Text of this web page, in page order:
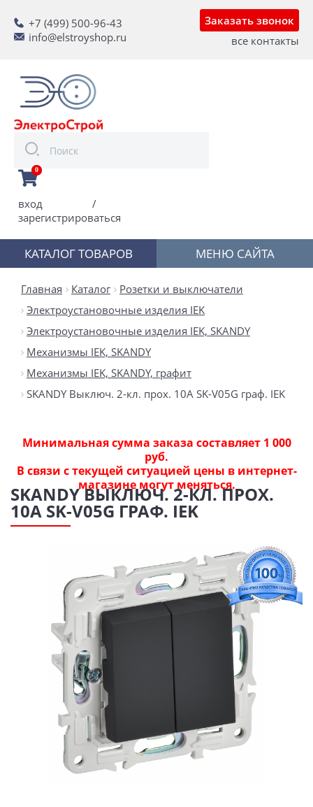
+7 (499) 500-96-43
info@elstroyshop.ru
Заказать звонок
все контакты
0
вход
/
зарегистрироваться
КАТАЛОГ ТОВАРОВ МЕНЮ САЙТА
Главная Каталог
Розетки и выключатели
Электроустановочные изделия IEK
Электроустановочные изделия IEK, SKANDY
Механизмы IEK, SKANDY
Механизмы IEK, SKANDY, графит
SKANDY Выключ. 2-кл. прох. 10А SK-V05G граф. IEK
Минимальная сумма заказа составляет 1 000
руб.
В связи с текущей ситуацией цены в интернет-
магазине могут меняться.
SKANDY ВЫКЛЮЧ. 2-КЛ. ПРОХ.
10А SK-V05G ГРАФ. IEK